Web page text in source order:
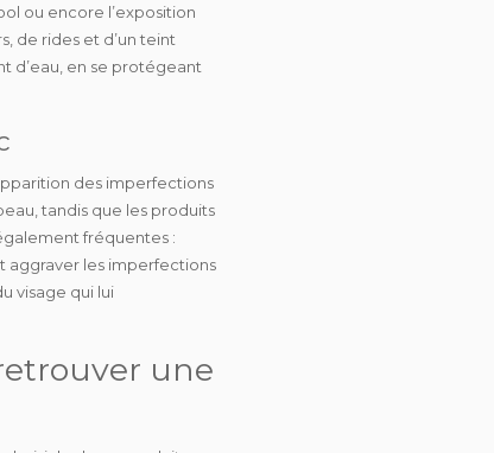
ou encore l’exposition
de rides et d’un teint
d’eau, en se protégeant
des imperfections
tandis que les produits
fréquentes :
aggraver les imperfections
visage qui lui
une